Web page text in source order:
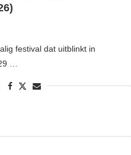
festival dat uitblinkt in
…